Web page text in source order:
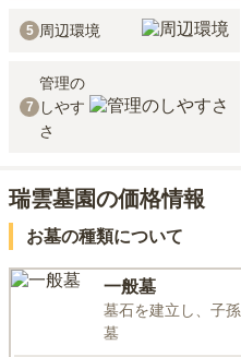
5 周辺環境
7
管理の
しやす
さ
瑞雲墓園の価格情報
お墓の種類について
一般墓
墓石を建立し、子
墓